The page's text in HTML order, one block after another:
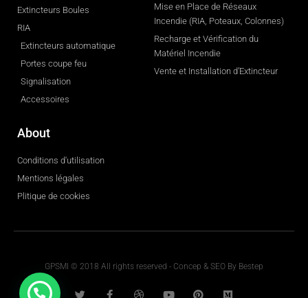
Extincteurs Boules
RIA
Extincteurs automatique
Portes coupe feu
Signalisation
Accessoires
Mise en Place de Réseaux
Incendie (RIA, Poteaux, Colonnes)
Recharge et Vérification du
Matériel Incendie
Vente et Installation d’Extincteur
About
Conditions d'utilisation
Mentions légales
Plitique de cookies
GPSMI © 2018 All rights reserved - Concep & SEO By Bestep